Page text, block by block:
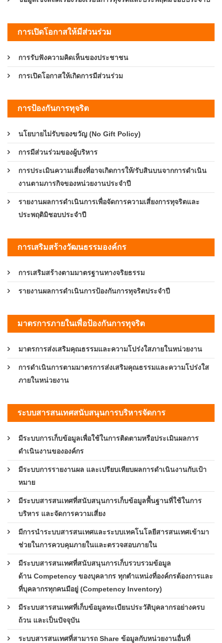
การเปิดโอกาสให้มีส่วนร่วม
การรับฟังความคิดเห็นของประชาชน
การเปิดโอกาสให้เกิดการมีส่วนร่วม
การป้องกันการทุจริต
นโยบายไม่รับของขวัญ (No Gift Policy)
การมีส่วนร่วมของผู้บริหาร
การประเมินความเสี่ยงที่อาจเกิดการให้/รับสินบนจากการดำเนิน
งานตามภารกิจของหน่วยงานประจำปี
รายงานผลการดำเนินการเพื่อจัดการความเสี่ยงการทุจริตและ
ประพฤติมิชอบประจำปี
การเสริมสร้างวัฒนธรรมองค์กร
การเสริมสร้างตามมาตรฐานทางจริยธรรม
รายงานผลการดำเนินการป้องกันการทุจริตประจำปี
มาตรการภายในเพื่อป้องกันการทุจริต
มาตรการส่งเสริมคุณธรรมและความโปร่งใสภายในหน่วยงาน
การดำเนินการตามมาตรการส่งเสริมคุณธรรมและความโปร่งใส
ภายในหน่วยงาน
ระบบสารสนเทศสนับสนุนการบริหารจัดการ
มีระบบการเก็บข้อมูลเพื่อใช้ในการติดตามหรือประเมินผลการ
ดำเนินงานขององค์กร
มีระบบการรายงานผล และเปรียบเทียบผลการดำเนินงานกับเป้า
หมาย
มีระบบสารสนเทศที่สนับสนุนการเก็บข้อมูลพื้นฐานที่ใช้ในการ
บริหาร และจัดการความเสี่ยง
มีการนำระบบสารสนเทศและระบบเทคโนโลยีสารสนเทศเข้ามา
ช่วยในการควบคุมภายในและตรวจสอบภายใน
มีระบบสารสนเทศที่สนับสนุนการเก็บรวบรวมข้อมูล
ด้าน Competency ของบุคลากร ทุกตำแหน่งที่องค์กรต้องการและ
ที่บุคลากรทุกคนมีอยู่ (Competency Inventory)
มีระบบสารสนเทศที่เก็บข้อมูลทะเบียนประวัติบุคลากรอย่างครบ
ถ้วน และเป็นปัจจุบัน
ระบบสารสนเทศที่สามารถ Share ข้อมูลกับหน่วยงานอื่นที่